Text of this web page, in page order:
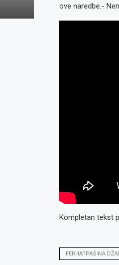
ove naredbe.-
Kompletan tekst
FERHATPAŠINA